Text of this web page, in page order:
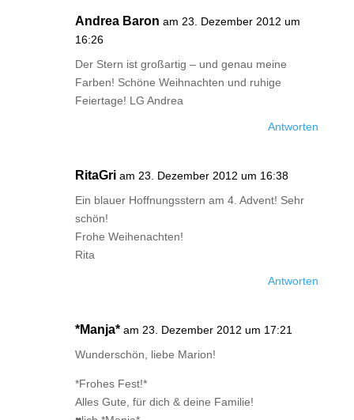
Andrea Baron am 23. Dezember 2012 um
16:26
Der Stern ist großartig – und genau meine
Farben! Schöne Weihnachten und ruhige
Feiertage! LG Andrea
Antworten
RitaGri am 23. Dezember 2012 um 16:38
Ein blauer Hoffnungsstern am 4. Advent! Sehr
schön!
Frohe Weihenachten!
Rita
Antworten
*Manja* am 23. Dezember 2012 um 17:21
Wunderschön, liebe Marion!
*Frohes Fest!*
Alles Gute, für dich & deine Familie!